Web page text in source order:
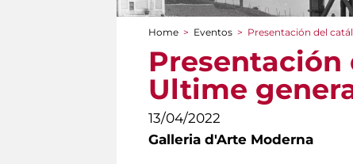
You are here
Home > Eventos > Presentación del
Presentación
Ultime
13/04/2022
Galleria d'Arte Moderna